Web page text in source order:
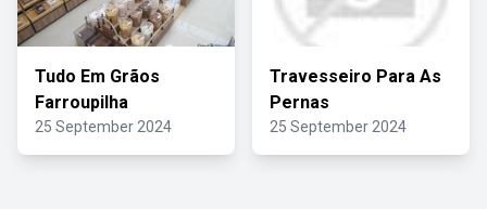
Tudo Em Grãos
Farroupilha
25 September 2024
Travesseiro Para As
Pernas
25 September 2024